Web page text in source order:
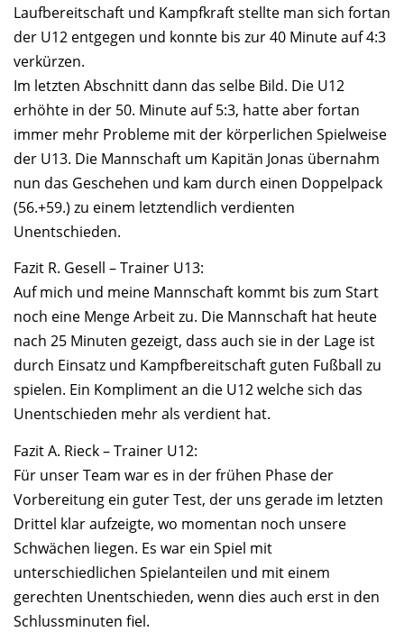
Laufbereitschaft und Kampfkraft stellte man sich fortan
der U12 entgegen und konnte bis zur 40 Minute auf 4:3
verkürzen.
Im letzten Abschnitt dann das selbe Bild. Die U12
erhöhte in der 50. Minute auf 5:3, hatte aber fortan
immer mehr Probleme mit der körperlichen Spielweise
der U13. Die Mannschaft um Kapitän Jonas übernahm
nun das Geschehen und kam durch einen Doppelpack
(56.+59.) zu einem letztendlich verdienten
Unentschieden.
Fazit R. Gesell – Trainer U13:
Auf mich und meine Mannschaft kommt bis zum Start
noch eine Menge Arbeit zu. Die Mannschaft hat heute
nach 25 Minuten gezeigt, dass auch sie in der Lage ist
durch Einsatz und Kampfbereitschaft guten Fußball zu
spielen. Ein Kompliment an die U12 welche sich das
Unentschieden mehr als verdient hat.
Fazit A. Rieck – Trainer U12:
Für unser Team war es in der frühen Phase der
Vorbereitung ein guter Test, der uns gerade im letzten
Drittel klar aufzeigte, wo momentan noch unsere
Schwächen liegen. Es war ein Spiel mit
unterschiedlichen Spielanteilen und mit einem
gerechten Unentschieden, wenn dies auch erst in den
Schlussminuten fiel.